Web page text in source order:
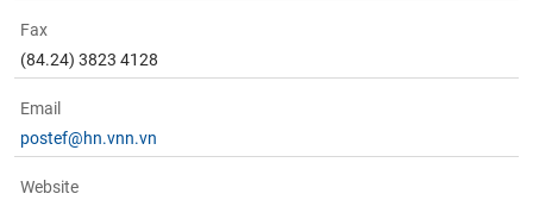
Fax
(84.24) 3823 4128
Email
postef@hn.vnn.vn
Website